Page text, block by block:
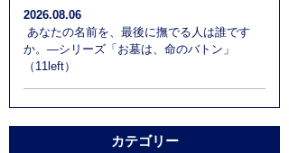
2026.08.06
あなたの名前を、最後に撫でる人は誰です
か。―シリーズ「お墓は、命のバトン」
（11left）
カテゴリー